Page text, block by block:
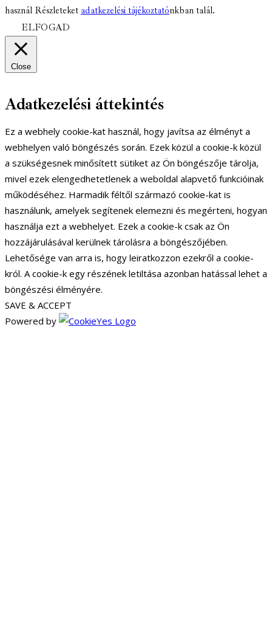
használ Részleteket adatkezelési tájékoztatónkban talál.
ELFOGAD
Close
Adatkezelési áttekintés
Ez a webhely cookie-kat használ, hogy javítsa az élményt a
webhelyen való böngészés során. Ezek közül a cookie-k közül
a szükségesnek minősített sütiket az Ön böngészője tárolja,
mivel ezek elengedhetetlenek a weboldal alapvető funkcióinak
működéséhez. Harmadik féltől származó cookie-kat is
használunk, amelyek segítenek elemezni és megérteni, hogyan
használja ezt a webhelyet. Ezek a cookie-k csak az Ön
hozzájárulásával kerülnek tárolásra a böngészőjében.
Lehetősége van arra is, hogy leiratkozzon ezekről a cookie-
król. A cookie-k egy részének letiltása azonban hatással lehet a
böngészési élményére.
SAVE & ACCEPT
Powered by